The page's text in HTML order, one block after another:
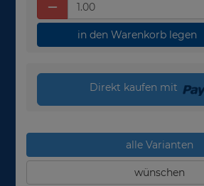
in den Warenkorb legen
Direkt kaufen mit
alle Varianten
wünschen